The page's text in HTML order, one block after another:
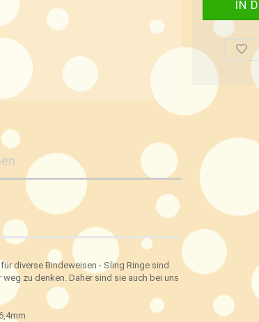
diverse Bindeweisen - Sling Ringe sind
zu denken. Daher sind sie auch bei uns